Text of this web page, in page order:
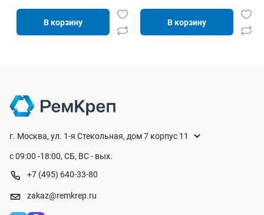
В корзину В корзину
г. Москва, ул. 1-я Стекольная, дом 7 корпус 11
с 09:00 -18:00, СБ, ВС - вых.
+7 (495) 640-33-80
zakaz@remkrep.ru